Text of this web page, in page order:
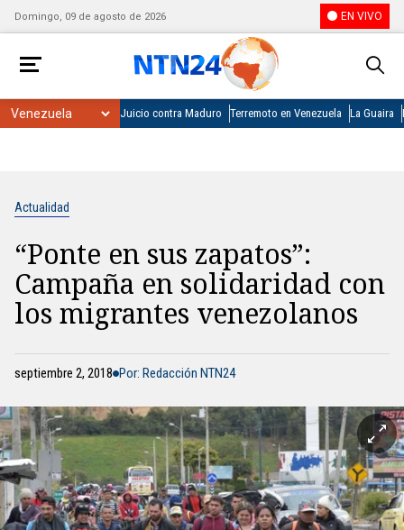
Domingo, 09 de agosto de 2026 EN VIVO
Juicio contra Maduro Terremoto en Venezuela La Guaira
Actualidad
“Ponte en sus zapatos”:
Campaña en solidaridad con
los migrantes venezolanos
septiembre 2, 2018 Por: Redacción NTN24